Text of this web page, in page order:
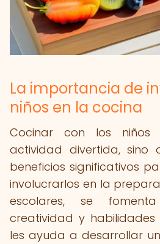
La importancia de
niños en la cocina
Cocinar con los
actividad divertida, sino
beneficios significativos
involucrarlos en la
escolares, se
creatividad y habilidades
les ayuda a desarrollar